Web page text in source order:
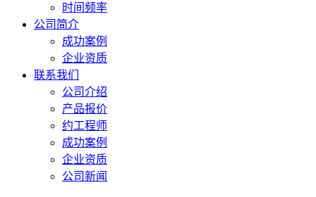
时间频率
公司简介
成功案例
企业资质
联系我们
公司介绍
产品报价
约工程师
成功案例
企业资质
公司新闻